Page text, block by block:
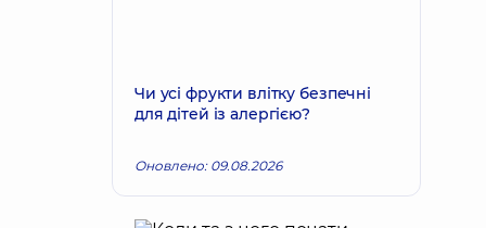
Чи усі фрукти влітку безпечні
для дітей із алергією?
Оновлено: 09.08.2026